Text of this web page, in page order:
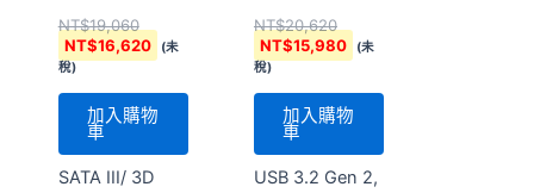
NT$19,060
NT$16,620
(未
稅)
加入購物
車
SATA III/ 3D
NT$20,620
NT$15,980
(未
稅)
加入購物
車
USB 3.2 Gen 2,